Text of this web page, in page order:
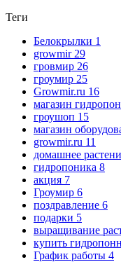
Теги
Белокрылки 1
growmir 29
гровмир 26
гроумир 25
Growmir.ru 16
магазин
гроушоп 15
магазин
growmir.ru 11
домашнее
гидропоника 8
акция 7
Гроумир 6
поздравление 6
подарки 5
выращивание
купить
График работы 4